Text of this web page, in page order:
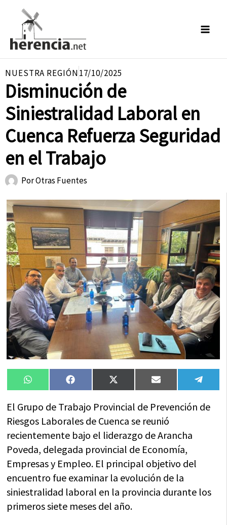
contenido
NUESTRA REGIÓN17/10/2025
Disminución de
Siniestralidad Laboral en
Cuenca Refuerza Seguridad
en el Trabajo
PorOtras Fuentes
Compartir
en
WhatsAppCompartir
en
FacebookCompartir
en
X
(Twitter)
Compartir
en
Email
en
El Grupo de Trabajo Provincial de Prevención de
Riesgos Laborales de Cuenca se reunió
recientemente bajo el liderazgo de Arancha
Poveda, delegada provincial de Economía,
Empresas y Empleo. El principal objetivo del
encuentro fue examinar la evolución de la
siniestralidad laboral en la provincia durante los
primeros siete meses del año.